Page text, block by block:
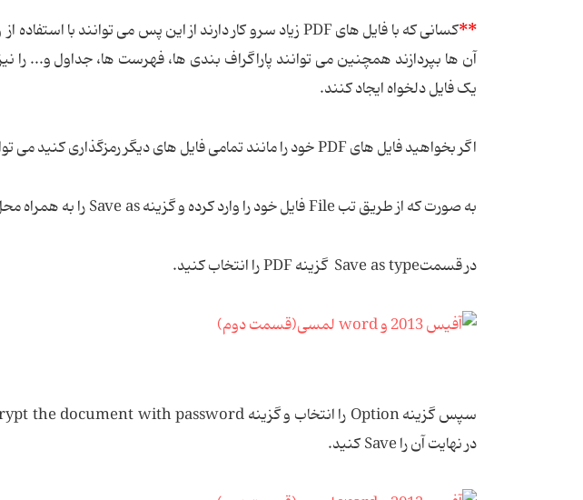
**
آن ها بپردازند همچنین می توانند پاراگراف بندی ها، فهرست ها، جداول و... را
یک فایل دلخواه ایجاد کنند.
اگر بخواهید فایل های PDF خود را مانند تمامی فایل های دیگر رمزگذاری کنید می توانید از ورد 2013 کمک بگیرید.
به صورت که از طریق تب File فایل خود را وارد کرده و گزینه Save as را به همراه محل ذخیره انتخاب کنید.
در قسمتSave as type گزینه PDF را انتخاب کنید.
در نهایت آن را Save کنید.